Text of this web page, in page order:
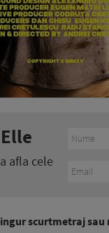
afla cele
scurtmetraj